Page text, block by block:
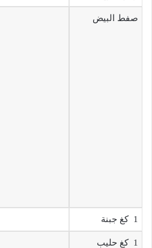
صفط البيض
1 كغ جبنة
1 كغ حليب